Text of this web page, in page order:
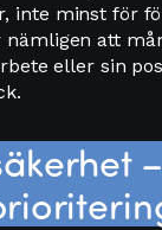
inte minst för
nämligen att
eller sin